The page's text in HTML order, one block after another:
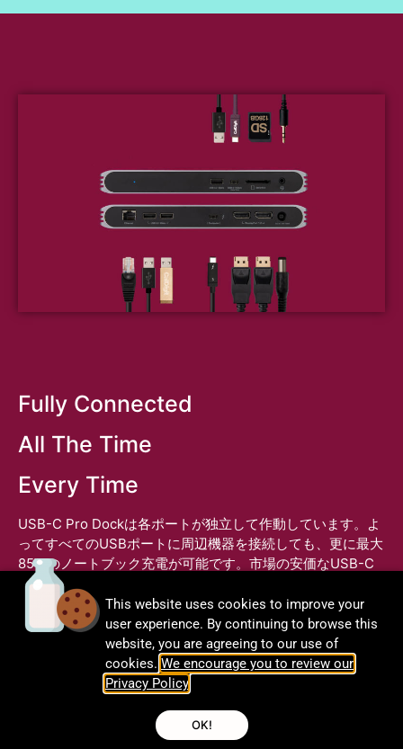
Fully Connected
All The Time
Every Time
​USB-C Pro Dockは各ポートが独立して作動しています。よ
ってすべてのUSBポートに周辺機器を接続しても、更に最大
85Wのノートブック充電が可能です。市場の安価なUSB-C
ハブやドングル、一部のデスクトップドックは、接続されて
いるすべてのデバイスで限られた電力を共有しています。そ
のため接続が不安定になり、最悪の場合、大切なデータが失
われる可能性もあります。USB-C Pro Dockのポートは常に
正常に安定して作動するため、CalDigitの製品はこれらの問
題とは無縁です。
This website uses cookies to improve your
user experience. By continuing to browse this
website, you are agreeing to our use of
cookies. We encourage you to review our
Privacy Policy
OK!